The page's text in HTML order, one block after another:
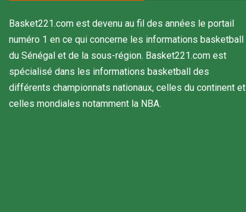
Basket221.com est devenu au fil des années le portail
numéro 1 en ce qui concerne les informations basketball
du Sénégal et de la sous-région. Basket221.com est
spécialisé dans les informations basketball des
différents championnats nationaux, celles du continent et
celles mondiales notamment la NBA.